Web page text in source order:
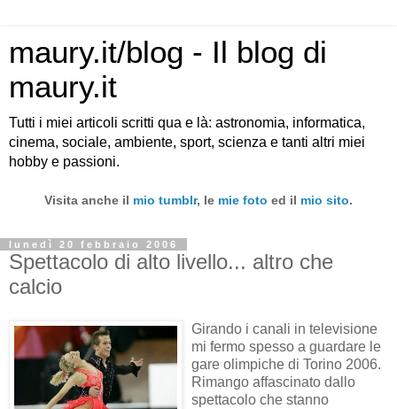
maury.it/blog - Il blog di
maury.it
Tutti i miei articoli scritti qua e là: astronomia, informatica,
cinema, sociale, ambiente, sport, scienza e tanti altri miei
hobby e passioni.
Visita anche il mio tumblr, le mie foto ed il mio sito.
lunedì 20 febbraio 2006
Spettacolo di alto livello... altro che
calcio
Girando i canali in televisione
mi fermo spesso a guardare le
gare olimpiche di Torino 2006.
Rimango affascinato dallo
spettacolo che stanno